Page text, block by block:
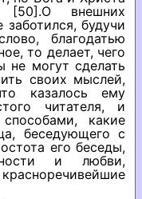
внешних
будучи
благодатью
то делает, чего
не могут сделать
своих мыслей,
казалось ему
читателя, и
какие
беседующего с
его беседы,
и любви,